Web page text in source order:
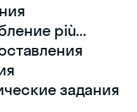
più...
задания